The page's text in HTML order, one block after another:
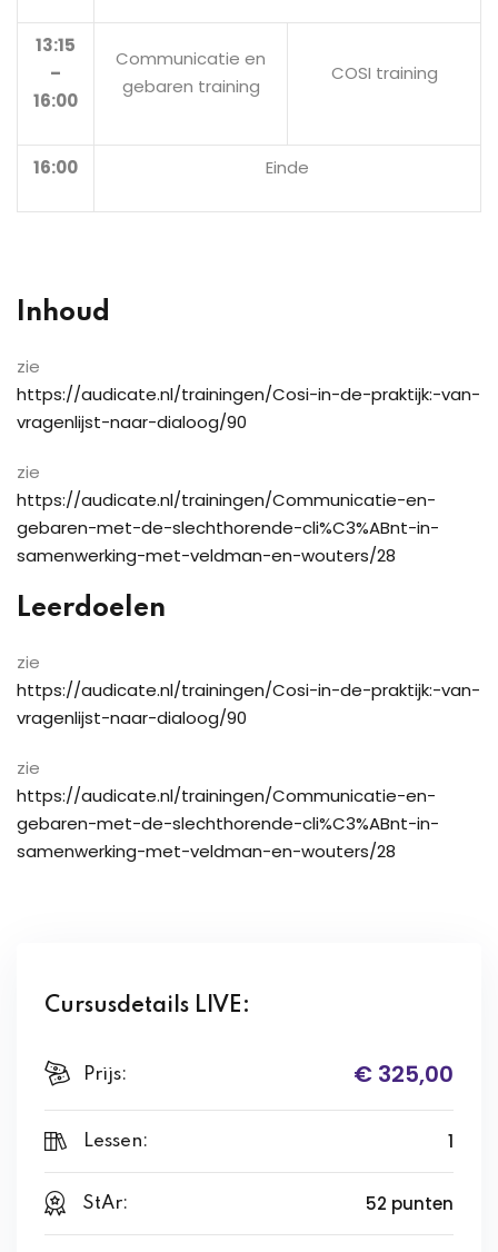
13:15
–
16:00
Communicatie en
gebaren training
COSI training
16:00 Einde
Inhoud
zie
https://audicate.nl/trainingen/Cosi-in-de-praktijk:-van-
vragenlijst-naar-dialoog/90
zie
https://audicate.nl/trainingen/Communicatie-en-
gebaren-met-de-slechthorende-cli%C3%ABnt-in-
samenwerking-met-veldman-en-wouters/28
Leerdoelen
zie
https://audicate.nl/trainingen/Cosi-in-de-praktijk:-van-
vragenlijst-naar-dialoog/90
zie
https://audicate.nl/trainingen/Communicatie-en-
gebaren-met-de-slechthorende-cli%C3%ABnt-in-
samenwerking-met-veldman-en-wouters/28
Cursusdetails LIVE:
Prijs: € 325,00
Lessen: 1
StAr: 52 punten